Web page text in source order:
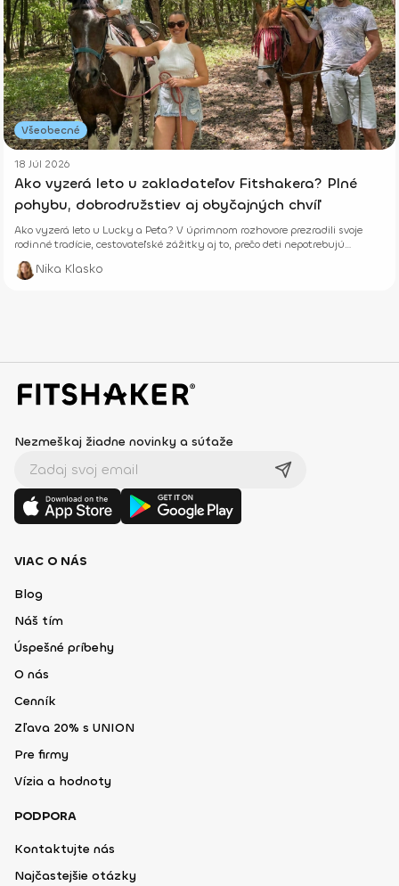
Všeobecné
18 Júl 2026
Ako vyzerá leto u zakladateľov Fitshakera? Plné
pohybu, dobrodružstiev aj obyčajných chvíľ
Ako vyzerá leto u Lucky a Peťa? V úprimnom rozhovore prezradili svoje
rodinné tradície, cestovateľské zážitky aj to, prečo deti nepotrebujú
dokonalé prázdniny.
Nika Klasko
Nezmeškaj žiadne novinky a súťaže
VIAC O NÁS
Blog
Náš tím
Úspešné príbehy
O nás
Cenník
Zľava 20% s UNION
Pre firmy
Vízia a hodnoty
PODPORA
Kontaktujte nás
Najčastejšie otázky